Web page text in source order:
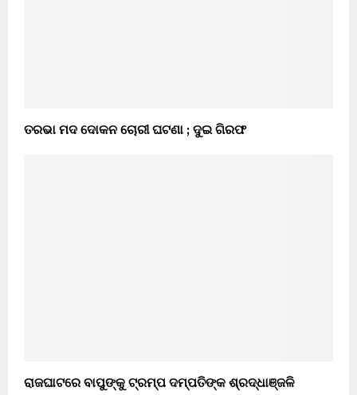
ତରଭା ମଦ ଦୋକନ ଚୋରୀ ଘଟଣା ; ଦୁଇ ଗିରଫ
ରାଜଘାଟରେ ବାପୁଙ୍କୁ ଟ୍ରମ୍ପ ଦମ୍ପତିଙ୍କ ଶ୍ରଦ୍ଧାଞ୍ଜଳି